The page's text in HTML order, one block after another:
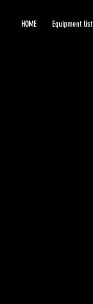
HOME Equipment list